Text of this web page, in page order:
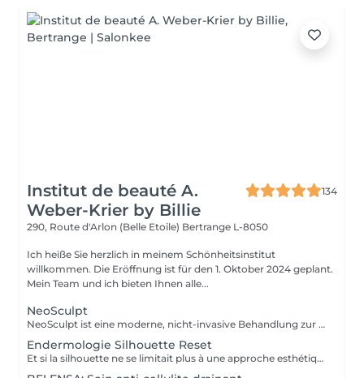
Institut de beauté A.
Weber-Krier by Billie
134
290, Route d'Arlon (Belle Etoile) Bertrange L-8050
Ich heiße Sie herzlich in meinem Schönheitsinstitut
willkommen. Die Eröffnung ist für den 1. Oktober 2024 geplant.
Mein Team und ich bieten Ihnen alle...
NeoSculpt
NeoSculpt ist eine moderne, nicht-invasive Behandlung zur gezielten Körperformung, Muskelstärkung und Fettreduktion. Durch hochintensive elektromagnetische Impulse werden tiefe Muskelkontraktionen ausgelöst, die mit herkömmlichem Training kaum erreichbar sind. Eine Sitzung entspricht mehreren tausend effektiven Muskelkontraktionen und hilft dabei: Muskeln sichtbar zu definieren und aufzubauen Fett zu reduzieren die Körperkontur zu verbessern Die Behandlung ist schmerzfrei, sicher und erfordert keine Ausfallzeit. NeoSculpt eignet sich ideal für Bauch, Gesäß, Beine und Arme sowohl für Frauen als auch für Männer.
Endermologie Silhouette Reset
Et si la silhouette ne se limitait plus à une approche esthétique, mais s'envisageait à travers le prisme du bien-être global ? Avec Silhouette Reset, LPG® dévoile un nouveau soin signature endermologie® qui réinvente les codes de la minceur en intégrant pleinement les interactions corps-esprit. Conçu comme un véritable reset corporel, ce protocole de 55 minutes agit sur les tensions nerveuses, stimule les circulations et accompagne la libération des déséquilibres liés au stress, au sommeil et à la digestion. Dans un contexte où ces facteurs influencent directement l'harmonie corporelle, le soin vise à restaurer un fonctionnement physiologique plus fluide et équilibré. Au cur du protocole, la technologie CELLU M6 INFINITY® s'associe à un modelage manuel expert, créant une synergie entre stimulation mécanique de précision et approche sensorielle. Cette double action permet une prise en charge à la fois ciblée et globale des tissus et des volumes. Fruit de plus de 40 ans d'expertise, Silhouette Reset illustre l'émergence d'une nouvelle esthétique thérapeutique : une minceur qui n'est plus une finalité isolée, mais la conséquence visible d'un mieux-être profond et durable. Disponible exclusivement dans les centres équipés CELLU M6 INFINITY®, le nouveau soin Silhouette Reset est à découvrir dès maintenant.